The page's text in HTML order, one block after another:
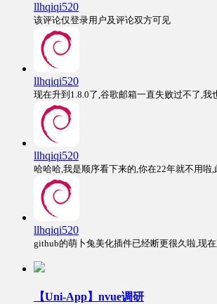
llhqiqi520
该评论仅登录用户及评论双方可见
llhqiqi520
现在升到1.8.0了,谷歌邮箱一直失败过不了,我
llhqiqi520
哈哈哈,我是顺序看下来的,你在22年就不用啦,
llhqiqi520
github的萌卜兔美化插件已经断更很久啦,现
【Uni-App】nvue调研